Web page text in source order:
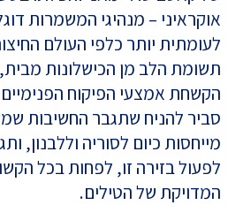
אוקראיני – מנהיגי המשמרות
לעומתית יותר כלפי העולם
תשומת הלב מן הכישלונות
הקשחת אמצעי הפיקוח
סביר להניח שתגבר החשיבות
מייחסות כיום לסוריה וללבנון,
לפעול בזירה זו, לפחות בכל
המדויקת של הטילים.